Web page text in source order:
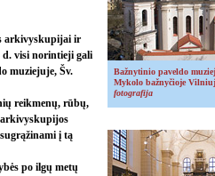
arkivyskupijai ir
d. visi norintieji gali
muziejuje, Šv.
reikmenų, rūbų,
į tą
po ilgų metų
Bažnytinio paveldo
Mykolo bažnyčioje
fotografija